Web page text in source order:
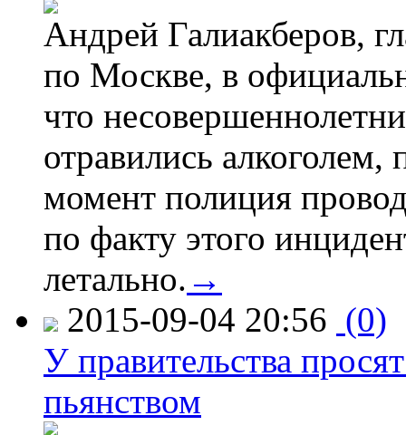
Андрей Галиакберов,
по Москве, в
что
отравились
момент полиция
по факту этого
летально. →
2015-09-04 20:56 (0)
У правительства
пьянством